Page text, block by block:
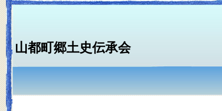
山都町郷土史伝承会